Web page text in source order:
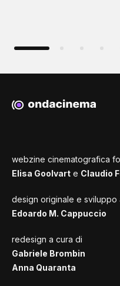
webzine cinematografica
Elisa Goolvart e Claudio
design originale e sviluppo
Edoardo M. Cappuccio
redesign a cura di
Gabriele Brombin
Anna Quaranta